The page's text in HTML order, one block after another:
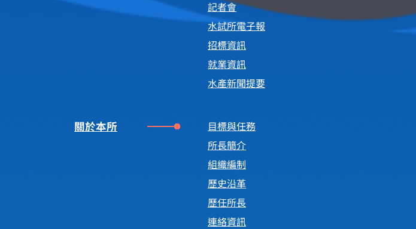
記者會
水試所電子報
招標資訊
就業資訊
水產新聞提要
關於本所
目標與任務
所長簡介
組織編制
歷史沿革
歷任所長
連絡資訊